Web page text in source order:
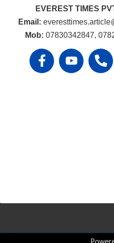
EVEREST TIMES
Email:
Mob: 07830342847,